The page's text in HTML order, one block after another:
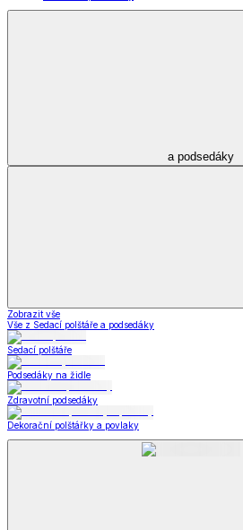
a podsedáky
Zobrazit vše
Vše z Sedací polštáře a podsedáky
Sedací polštáře
Podsedáky na židle
Zdravotní podsedáky
Dekorační polštářky a povlaky